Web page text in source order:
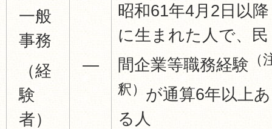
一般
事務
（経
験
者）
―
昭和61年4月2日以降
に生まれた人で、民
間企業等職務経験 （
釈） が通算6年以上あ
る人